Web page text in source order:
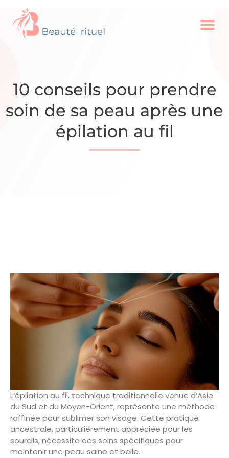
10 conseils pour prendre
soin de sa peau après une
épilation au fil
L’épilation au fil, technique traditionnelle venue d’Asie
du Sud et du Moyen-Orient, représente une méthode
raffinée pour sublimer son visage. Cette pratique
ancestrale, particulièrement appréciée pour les
sourcils, nécessite des soins spécifiques pour
maintenir une peau saine et belle.